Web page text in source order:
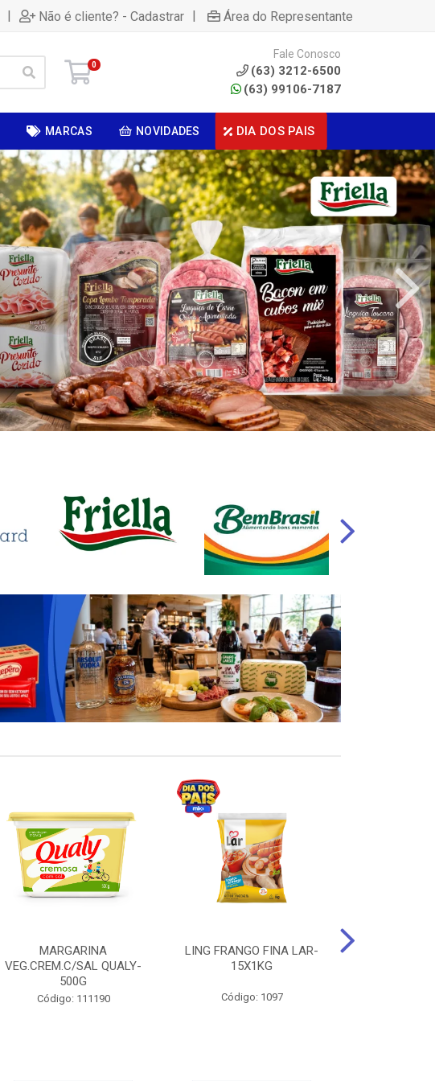
| Não é cliente? - Cadastrar | Área do Representante
0
Fale Conosco
(63) 3212-6500
(63) 99106-7187
MARCAS NOVIDADES DIA DOS PAIS
MARGARINA
VEG.CREM.C/SAL QUALY-
500G
Código: 111190
LING FRANGO FINA LAR-
15X1KG
Código: 1097